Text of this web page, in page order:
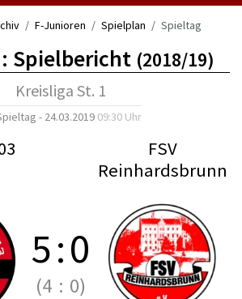
F-Junioren Spielplan Spieltag
Spielbericht (2018/19)
Kreisliga St. 1
- 24.03.2019 09:30 Uhr
FSV
Reinhardsbrunn
5:0
(4 : 0)